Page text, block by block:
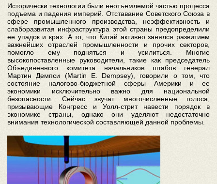
Исторически технологии были неотъемлемой частью процесса
подъема и падения империй. Отставание Советского Союза в
сфере промышленного производства, неэффективность и
слаборазвитая инфраструктура этой страны предопределили
ее упадок и крах. А то, что Китай активно занялся развитием
важнейших отраслей промышленности и прочих секторов,
помогло ему подняться и усилиться. Многие
высокопоставленные руководители, такие как председатель
Объединенного комитета начальников штабов генерал
Мартин Демпси (Martin E. Dempsey), говорили о том, что
состояние налогово-бюджетной сферы Америки и ее
экономики исключительно важно для национальной
безопасности. Сейчас звучат многочисленные голоса,
призывающие Конгресс и Уолл-стрит навести порядок в
экономике страны, однако они уделяют недостаточно
внимания технологической составляющей данной проблемы.